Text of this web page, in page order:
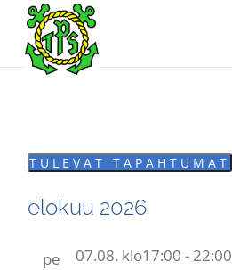
TULEVAT TAPAHTUMAT
päivä.
elokuu 2026
pe
07.08. klo17:00 - 22:00